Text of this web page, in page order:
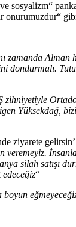
sosyalizm“
onurumuzdur“
zamanda
dondurmalı.
Yüksekdağ,
ziyarete
veremeyiz.
silah satışı
“
boyun